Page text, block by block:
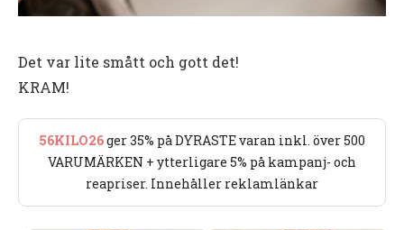
Det var lite smått och gott det!
KRAM!
56KILO26ger 35% på DYRASTE varan inkl. över 500
VARUMÄRKEN + ytterligare 5% på kampanj- och
reapriser. Innehåller reklamlänkar